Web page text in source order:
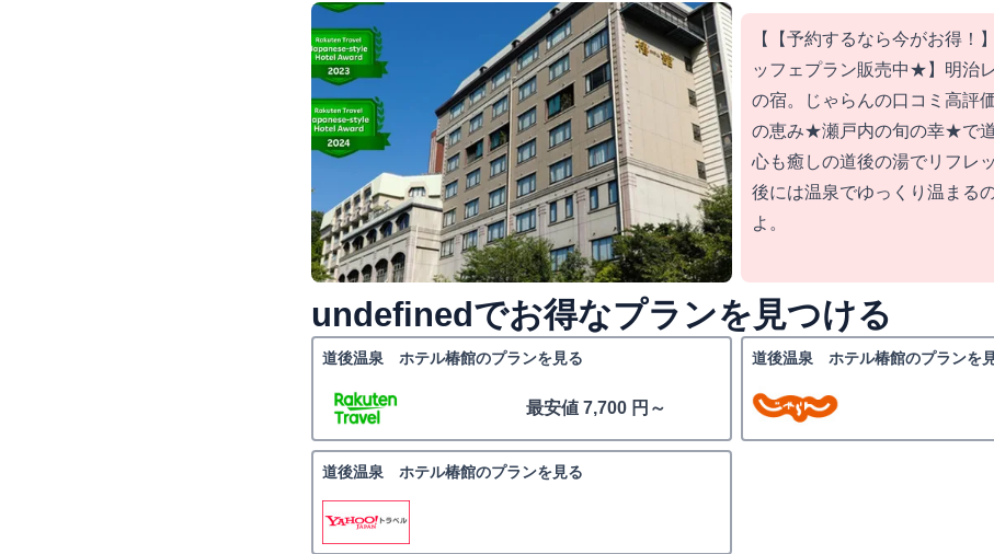
【【予約するなら今がお得！
ッフェプラン販売中★】明治
の宿。じゃらんの口コミ高
の恵み★瀬戸内の旬の幸★で
心も癒しの道後の湯でリフレ
後には温泉でゆっくり温まる
よ。
undefinedでお得なプランを見つける
道後温泉 ホテル椿館のプランを見る
最安値 7,700 円～
道後温泉 ホテル椿館のプランを
道後温泉 ホテル椿館のプランを見る